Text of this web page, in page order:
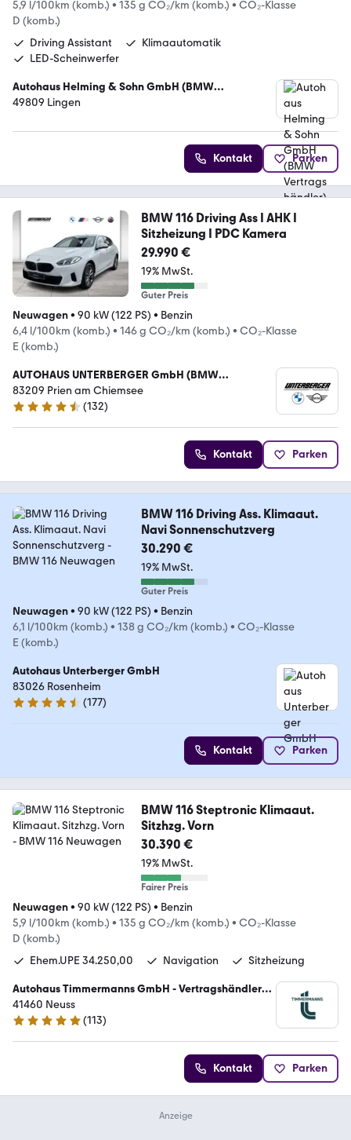
5,9 l/100km (komb.) • 135 g CO₂/km (komb.) • CO₂-Klasse
D (komb.)
Driving Assistant
Klimaautomatik
LED-Scheinwerfer
Autohaus Helming & Sohn GmbH (BMW
Vertragshändler)
49809 Lingen
Kontakt Parken
BMW 116 Driving Ass I AHK I
Sitzheizung I PDC Kamera
29.990 €
19% MwSt.
Guter Preis
Neuwagen• 90 kW (122 PS) • Benzin
6,4 l/100km (komb.) • 146 g CO₂/km (komb.) • CO₂-Klasse
E (komb.)
AUTOHAUS UNTERBERGER GmbH (BMW
Vertragshändler)
83209 Prien am Chiemsee
4.4 Sterne
(132)
Kontakt Parken
BMW 116 Driving Ass. Klimaaut.
Navi Sonnenschutzverg
30.290 €
19% MwSt.
Guter Preis
Neuwagen• 90 kW (122 PS) • Benzin
6,1 l/100km (komb.) • 138 g CO₂/km (komb.) • CO₂-Klasse
E (komb.)
Autohaus Unterberger GmbH
83026 Rosenheim
4.4 Sterne
(177)
Kontakt Parken
BMW 116 Steptronic Klimaaut.
Sitzhzg. Vorn
30.390 €
19% MwSt.
Fairer Preis
Neuwagen• 90 kW (122 PS) • Benzin
5,9 l/100km (komb.) • 135 g CO₂/km (komb.) • CO₂-Klasse
D (komb.)
Ehem.UPE 34.250,00
Navigation Sitzheizung
Autohaus Timmermanns GmbH - Vertragshändler
41460 Neuss
4.9 Sterne
(113)
Kontakt Parken